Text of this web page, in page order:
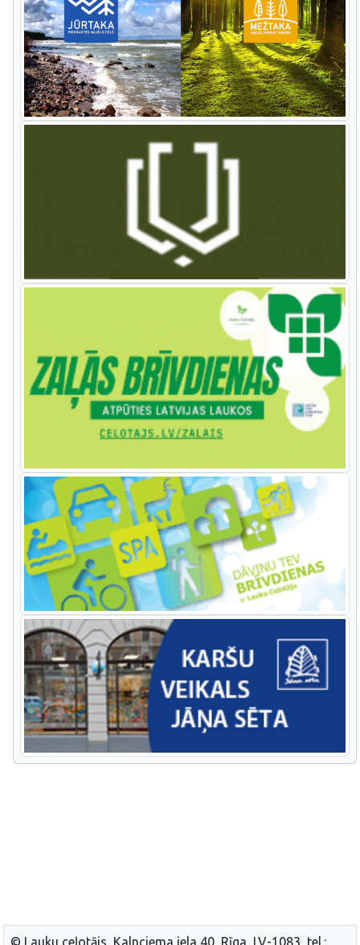
© Lauku ceļotājs, Kalnciema iela 40, Rīga, LV-1083, tel.: